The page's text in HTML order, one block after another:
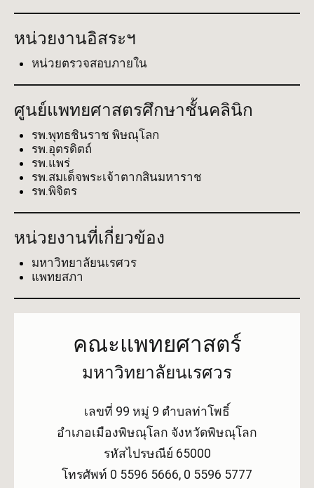
หน่วยงานอิสระฯ
หน่วยตรวจสอบภายใน
ศูนย์แพทยศาสตรศึกษาชั้นคลินิก
รพ.พุทธชินราช พิษณุโลก
รพ.อุตรดิตถ์
รพ.แพร่
รพ.สมเด็จพระเจ้าตากสินมหาราช
รพ.พิจิตร
หน่วยงานที่เกี่ยวข้อง
มหาวิทยาลัยนเรศวร
แพทยสภา
คณะแพทยศาสตร์
มหาวิทยาลัยนเรศวร
เลขที่ 99 หมู่ 9 ตำบลท่าโพธิ์
อำเภอเมืองพิษณุโลก จังหวัดพิษณุโลก
รหัสไปรษณีย์ 65000
โทรศัพท์ 0 5596 5666, 0 5596 5777